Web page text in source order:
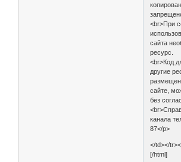
<br>При
сайта
ресурс.
<br>Код
другие
сайте,
без
канала
87</p>
</td></
[/html]